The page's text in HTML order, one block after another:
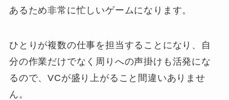
あるため非常に忙しいゲームになります。
ひとりが複数の仕事を担当することになり、自
分の作業だけでなく周りへの声掛けも活発にな
るので、VCが盛り上がること間違いありませ
ん。